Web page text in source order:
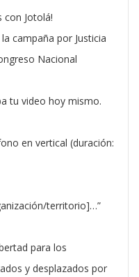
con Jotolá!
campaña por Justicia
Nacional
tu video hoy mismo.
en vertical (duración:
territorio]…”
para los
y desplazados por